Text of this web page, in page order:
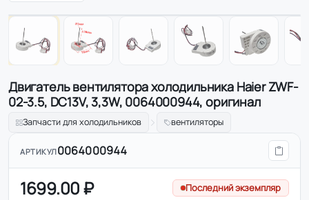
1
Двигатель вентилятора холодильника Haier ZWF-
02-3.5, DC13V, 3,3W, 0064000944, оригинал
Запчасти для холодильников вентиляторы
АРТИКУЛ0064000944
1699.00 ₽ Последний экземпляр